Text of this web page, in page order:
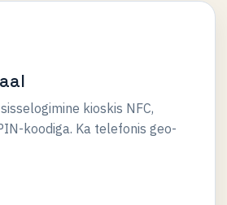
kioskis NFC,
koodiga. Ka telefonis geo-